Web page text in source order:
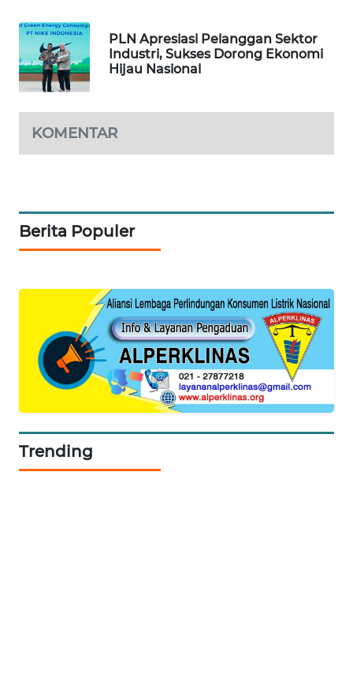
PLN Apresiasi Pelanggan Sektor
Industri, Sukses Dorong Ekonomi
Hijau Nasional
KOMENTAR
Berita Populer
Trending
FORWAMKI
ALPERKLINAS
SITUNGIR
NEWS
SIBARAGAS
NEWS
SIANTAR
NEWS
METRO